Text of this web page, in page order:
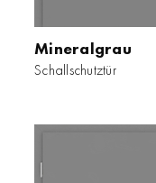
Mineralgrau
Schallschutztür